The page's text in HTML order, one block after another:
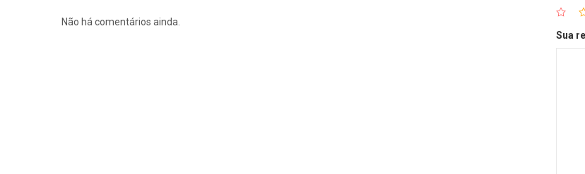
Não há comentários ainda.
Sua